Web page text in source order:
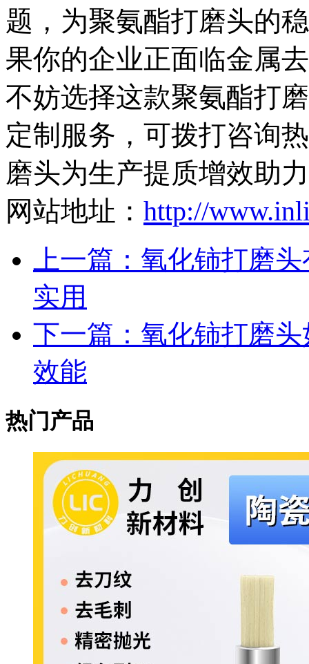
题，为聚氨酯打磨头的
果你的企业正面临金属
不妨选择这款聚氨酯打
定制服务，可拨打咨询
磨头为生产提质增效助
网站地址： http://
上一篇：氧化铈打磨
实用
下一篇：氧化铈打磨
效能
热门产品